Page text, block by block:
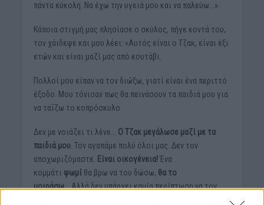
πάντα εύκολη. Να έχω την υγειά μου και να παλεύω…».
Κάποια στιγμή μας πλησίασε ο σκύλος, πήγε κοντά του,
τον χάιδεψε και μου λέει: «Αυτός είναι ο Τζακ, είναι έξι
ετών και είναι μαζί μας από κουτάβι.
Πολλοί μου είπαν να τον διώξω, γιατί είναι ένα περιττό
έξοδο. Μου τόνισαν πως θα πεινάσουν τα παιδιά μου για
να ταΐζω το κοπρόσκυλο.
Δεν με νοιάζει τι λένε… Ο Τζακ μεγάλωσε μαζί με τα
παιδιά μου. Τον αγαπάμε πολύ όλοι μας. Δεν τον
αποχωριζόμαστε.
Είναι οικογένεια!Ένα
κομμάτι ψωμί θα βρω να του δώσω, θα το
μοιράσω…Αλλά δεν υπάρχει καμία περίπτωση να τον